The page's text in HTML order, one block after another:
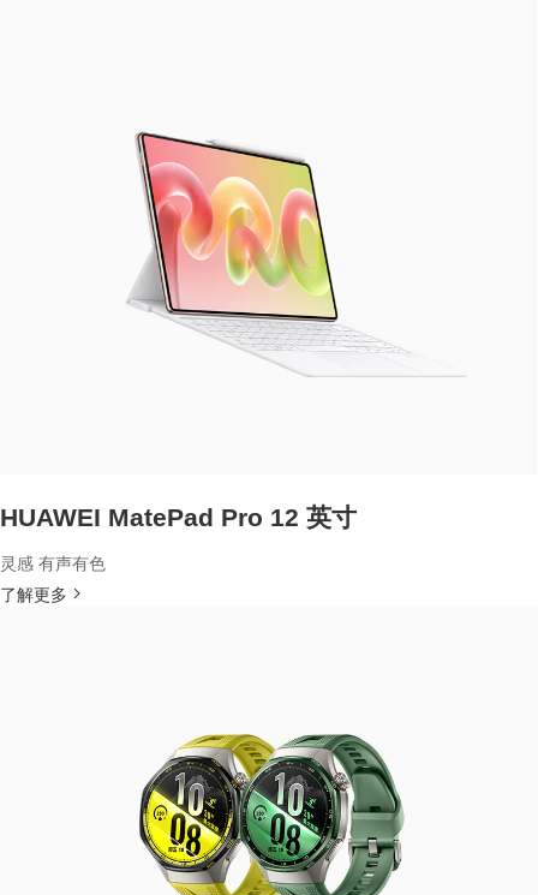
HUAWEI MatePad Pro 12 英寸
灵感 有声有色
了解更多